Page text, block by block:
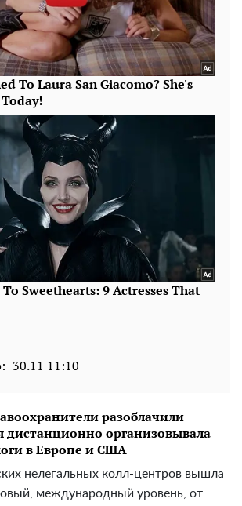
30.11 11:10
разоблачили
дистанционно организовывала
в Европе и США
нелегальных колл-центров вышла
международный уровень, от